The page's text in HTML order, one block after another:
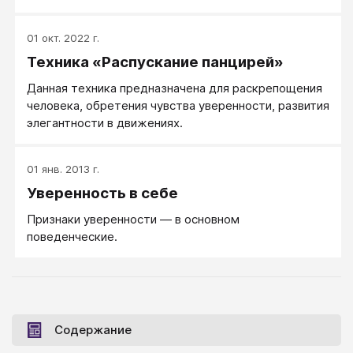
01 окт. 2022 г.
Техника «Распускание панцирей»
Данная техника предназначена для раскрепощения
человека, обретения чувства уверенности, развития
элегантности в движениях.
01 янв. 2013 г.
Уверенность в себе
Признаки уверенности — в основном
поведенческие.
Содержание